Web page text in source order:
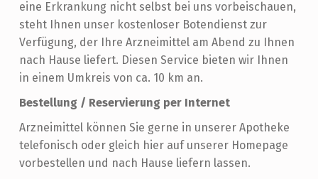
eine Erkrankung nicht selbst bei uns vorbeischauen,
steht Ihnen unser kostenloser Botendienst zur
Verfügung, der Ihre Arzneimittel am Abend zu Ihnen
nach Hause liefert. Diesen Service bieten wir Ihnen
in einem Umkreis von ca. 10 km an.
Bestellung / Reservierung per Internet
Arzneimittel können Sie gerne in unserer Apotheke
telefonisch oder gleich hier auf unserer Homepage
vorbestellen und nach Hause liefern lassen.